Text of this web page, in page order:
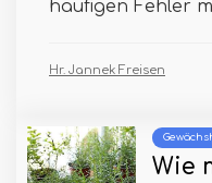
häufigen Fehler
Hr. Jannek Freisen
Wie